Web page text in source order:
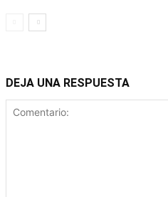
DEJA UNA RESPUESTA